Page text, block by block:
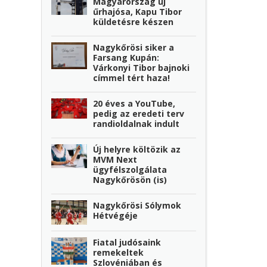
űrhajósa, Kapu Tibor
küldetésre készen
Nagykőrösi siker a
Farsang Kupán:
Várkonyi Tibor bajnoki
címmel tért haza!
20 éves a YouTube,
pedig az eredeti terv
randioldalnak indult
Új helyre költözik az
MVM Next
ügyfélszolgálata
Nagykőrösön (is)
Nagykőrösi Sólymok
Hétvégéje
Fiatal judósaink
remekeltek
Szlovéniában és